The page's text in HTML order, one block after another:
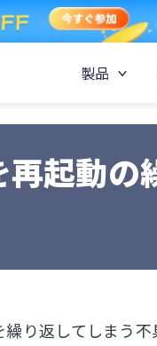
製品
起動の
り返してしまう